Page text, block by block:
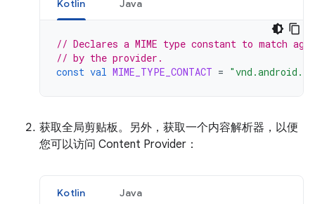
Kotlin Java
// Declares a MIME type constant to match
// by the provider.
const val MIME_TYPE_CONTACT =
获取全局剪贴板。另外，获取一个内容解析器，以便
您可以访问 Content Provider：
Kotlin Java